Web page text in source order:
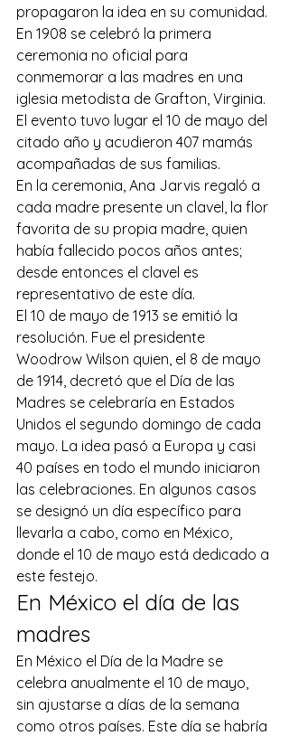
propagaron la idea en su comunidad.
En 1908 se celebró la primera
ceremonia no oficial para
conmemorar a las madres en una
iglesia metodista de Grafton, Virginia.
El evento tuvo lugar el 10 de mayo del
citado año y acudieron 407 mamás
acompañadas de sus familias.
En la ceremonia, Ana Jarvis regaló a
cada madre presente un clavel, la flor
favorita de su propia madre, quien
había fallecido pocos años antes;
desde entonces el clavel es
representativo de este día.
El 10 de mayo de 1913 se emitió la
resolución. Fue el presidente
Woodrow Wilson quien, el 8 de mayo
de 1914, decretó que el Día de las
Madres se celebraría en Estados
Unidos el segundo domingo de cada
mayo. La idea pasó a Europa y casi
40 países en todo el mundo iniciaron
las celebraciones. En algunos casos
se designó un día específico para
llevarla a cabo, como en México,
donde el 10 de mayo está dedicado a
este festejo.
En México el día de las
madres
En México el Día de la Madre se
celebra anualmente el 10 de mayo,
sin ajustarse a días de la semana
como otros países. Este día se habría